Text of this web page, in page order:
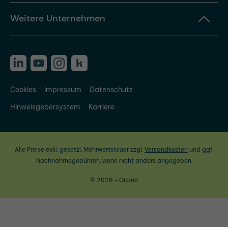
Weitere Unternehmen
Cookies Impressum
Datenschutz
Hinweisgebersystem
Karriere
Alle Preise exkl. gesetzl. Mehrwertsteuer zzgl.Versandkosten und ggf.
Nachnahmegebühren, wenn nicht anders angegeben.
© 2026 - Ocono